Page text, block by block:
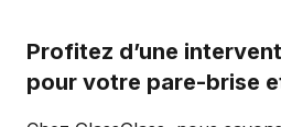
Profitez d’une
pour votre pare-brise